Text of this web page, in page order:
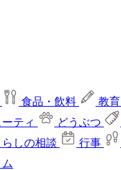
食品・飲料 教育
ーティ どうぶつ
らしの相談 行事